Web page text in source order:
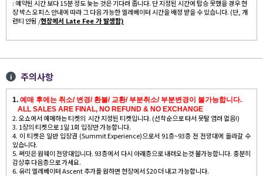
: 예약된 시간 보다 15분 정도 늦는 것은 기다려 줍니다. 단 지정된 시간에 탑승 못했을 경우 현
장 박스 오피스 안내에 따라 그 다음 가능한 엘레베이터 시간을 배정 받을 수 있습니다. (단, 개
런티 안됨 /현장에서 Late Fee 가 발생함)
주의사항
1. 예매 후에는 취소/ 변경/ 환불/ 교환/ 부분취소/ 부분변경이 불가능합니다.
ALL SALES ARE FINAL, NO REFUND & NO EXCHANGE
2. 오쇼에서 예매하는 티켓의 시간 지정된 티켓입니다. (선착순으로 타서 못탈 염려 없음!)
3. 1장의 티켓으로 1일 1회 입장만 가능합니다.
4. 이 티켓은 일반 입장권 (Summit Experience)으로서 91층~93층 전 전망대에 올라갈 수
있습니다.
5. 써밋은 원웨이 전망대입니다. 93층에서 다시 아래층으로 내려오는것 불가능합니다. 충분히
감상후 다음층으로 가세요.
6. 유리 엘레베이터 Ascent 추가를 원하면 현장에서 $20 더 내고 가능합니다.